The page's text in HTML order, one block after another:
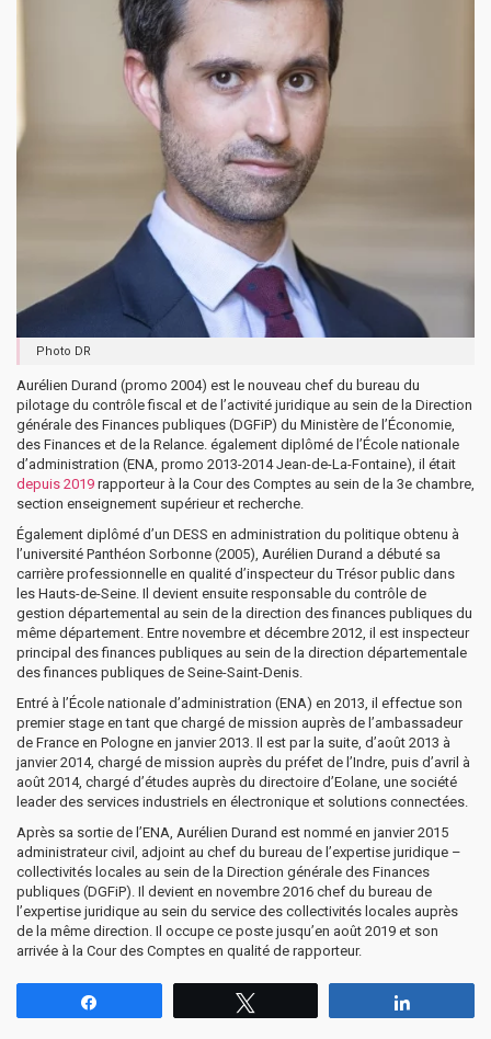
Photo DR
Aurélien Durand (promo 2004) est le nouveau chef du bureau du
pilotage du contrôle fiscal et de l’activité juridique au sein de la Direction
générale des Finances publiques (DGFiP) du Ministère de l’Économie,
des Finances et de la Relance. également diplômé de l’École nationale
d’administration (ENA, promo 2013-2014 Jean-de-La-Fontaine), il était
depuis 2019 rapporteur à la Cour des Comptes au sein de la 3e chambre,
section enseignement supérieur et recherche.
Également diplômé d’un DESS en administration du politique obtenu à
l’université Panthéon Sorbonne (2005), Aurélien Durand a débuté sa
carrière professionnelle en qualité d’inspecteur du Trésor public dans
les Hauts-de-Seine. Il devient ensuite responsable du contrôle de
gestion départemental au sein de la direction des finances publiques du
même département. Entre novembre et décembre 2012, il est inspecteur
principal des finances publiques au sein de la direction départementale
des finances publiques de Seine-Saint-Denis.
Entré à l’École nationale d’administration (ENA) en 2013, il effectue son
premier stage en tant que chargé de mission auprès de l’ambassadeur
de France en Pologne en janvier 2013. Il est par la suite, d’août 2013 à
janvier 2014, chargé de mission auprès du préfet de l’Indre, puis d’avril à
août 2014, chargé d’études auprès du directoire d’Eolane, une société
leader des services industriels en électronique et solutions connectées.
Après sa sortie de l’ENA, Aurélien Durand est nommé en janvier 2015
administrateur civil, adjoint au chef du bureau de l’expertise juridique –
collectivités locales au sein de la Direction générale des Finances
publiques (DGFiP). Il devient en novembre 2016 chef du bureau de
l’expertise juridique au sein du service des collectivités locales auprès
de la même direction. Il occupe ce poste jusqu’en août 2019 et son
arrivée à la Cour des Comptes en qualité de rapporteur.